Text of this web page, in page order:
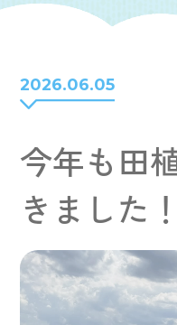
2026.06.05
今年も田
きました！